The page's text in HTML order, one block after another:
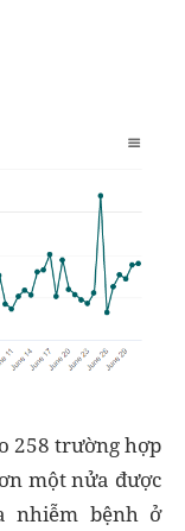
258 trường hợp
một nửa được
nhiễm bệnh ở